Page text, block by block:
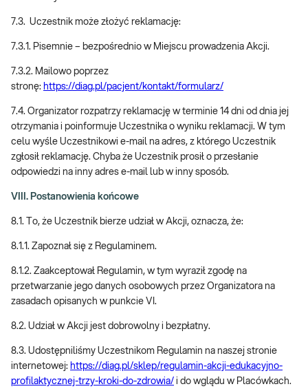
7.3. Uczestnik może złożyć reklamację:
7.3.1. Pisemnie – bezpośrednio w Miejscu prowadzenia Akcji.
7.3.2. Mailowo poprzez
stronę: https://diag.pl/pacjent/kontakt/formularz/
7.4. Organizator rozpatrzy reklamację w terminie 14 dni od dnia jej
otrzymania i poinformuje Uczestnika o wyniku reklamacji. W tym
celu wyśle Uczestnikowi e-mail na adres, z którego Uczestnik
zgłosił reklamację. Chyba że Uczestnik prosił o przesłanie
odpowiedzi na inny adres e-mail lub w inny sposób.
VIII. Postanowienia końcowe
8.1. To, że Uczestnik bierze udział w Akcji, oznacza, że:
8.1.1. Zapoznał się z Regulaminem.
8.1.2. Zaakceptował Regulamin, w tym wyraził zgodę na
przetwarzanie jego danych osobowych przez Organizatora na
zasadach opisanych w punkcie VI.
8.2. Udział w Akcji jest dobrowolny i bezpłatny.
8.3. Udostępniliśmy Uczestnikom Regulamin na naszej stronie
internetowej: https://diag.pl/sklep/regulamin-akcji-edukacyjno-
profilaktycznej-trzy-kroki-do-zdrowia/ i do wglądu w Placówkach.